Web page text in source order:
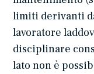
limiti derivanti
lavoratore
disciplinare
lato non è